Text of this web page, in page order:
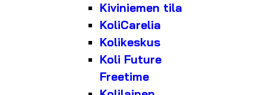
Kiviniemen tila
KoliCarelia
Kolikeskus
Koli Future
Freetime